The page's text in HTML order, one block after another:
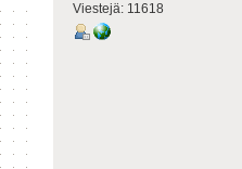
Viestejä: 11618